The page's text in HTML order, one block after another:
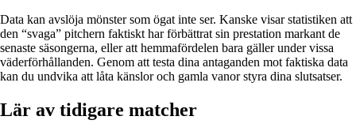
Data kan avslöja mönster som ögat inte ser. Kanske visar statistiken att
den “svaga” pitchern faktiskt har förbättrat sin prestation markant de
senaste säsongerna, eller att hemmafördelen bara gäller under vissa
väderförhållanden. Genom att testa dina antaganden mot faktiska data
kan du undvika att låta känslor och gamla vanor styra dina slutsatser.
Lär av tidigare matcher